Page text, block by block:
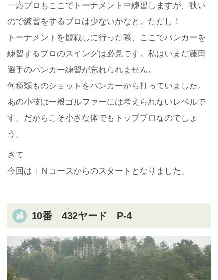
一応プロもここでトーナメント中練習しますが、狭い
ので練習をするプロは少ないかなと。ただし！
トーナメントを観戦しに行った際、ここでバンカーを
練習するプロのスイングは必見です。私はいまだ藤田
選手のバンカー練習が忘れられません。
何種類ものショットをバンカーから打っていました。
あの小技は一般ゴルファーには考えられないレベルで
す。だからこそ小さな体でもトッププロなのでしょ
う。
さて
今回はＩＮコースからのスタートとなりました。
10番 432ヤード P-4